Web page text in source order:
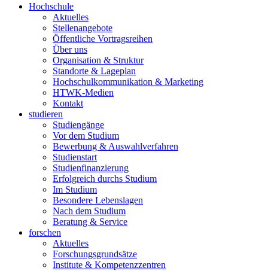
Hochschule
Aktuelles
Stellenangebote
Öffentliche Vortragsreihen
Über uns
Organisation & Struktur
Standorte & Lageplan
Hochschulkommunikation & Marketing
HTWK-Medien
Kontakt
studieren
Studiengänge
Vor dem Studium
Bewerbung & Auswahlverfahren
Studienstart
Studienfinanzierung
Erfolgreich durchs Studium
Im Studium
Besondere Lebenslagen
Nach dem Studium
Beratung & Service
forschen
Aktuelles
Forschungsgrundsätze
Institute & Kompetenzzentren